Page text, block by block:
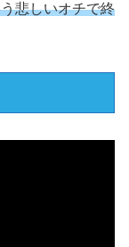
悲しいオチで終